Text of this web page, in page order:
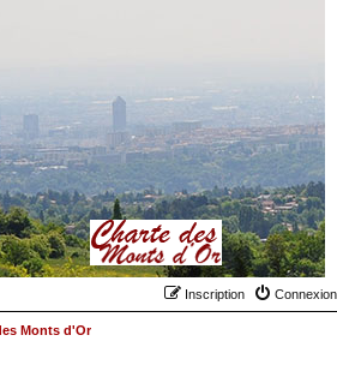
Connexion
Inscription
Monts d'Or